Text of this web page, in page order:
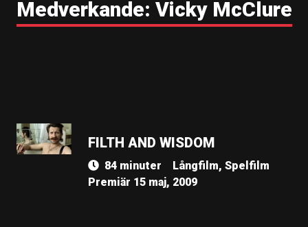
Medverkande: Vicky McClure
FILTH AND WISDOM
84 minuter
Långfilm, Spelfilm
Premiär 15 maj, 2009